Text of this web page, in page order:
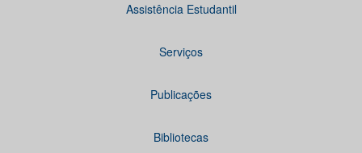
Assistência Estudantil
Serviços
Publicações
Bibliotecas